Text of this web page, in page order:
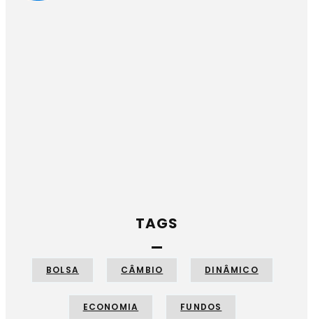
TAGS
BOLSA CÂMBIO DINÂMICO
ECONOMIA FUNDOS